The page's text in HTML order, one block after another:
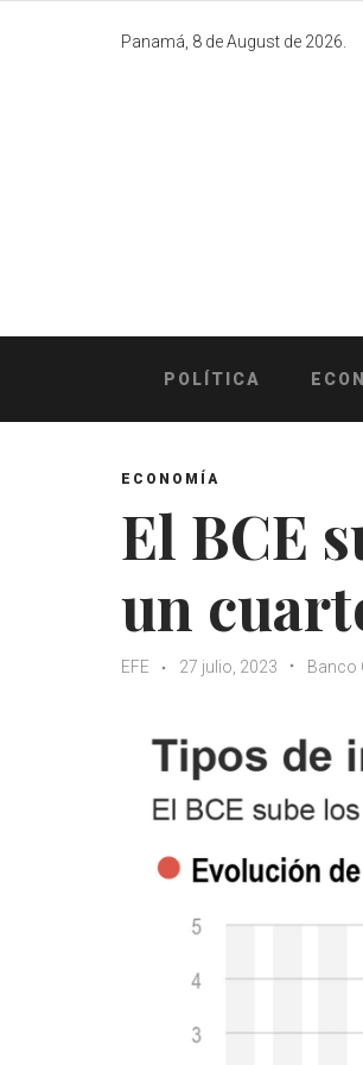
Panamá, 8 de August de 2026.
POLÍTICA
ECONOMÍA
El BCE
un
EFE 27 julio, 2023 Banco